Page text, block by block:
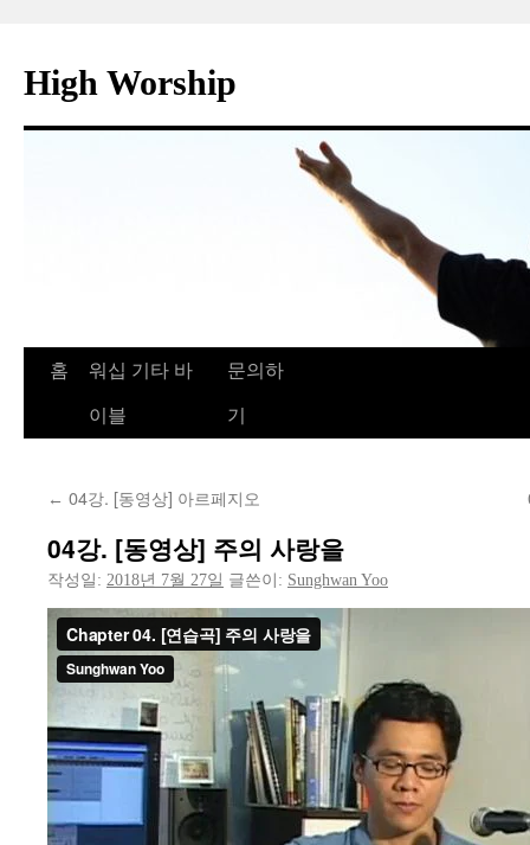
츠
로
High Worship
홈 워십 기타 바
이블
문의하
기
← 04강. [동영상] 아르페지오
04강. [동영상] 주의 사랑을
작성일: 2018년 7월 27일 글쓴이: Sunghwan Yoo